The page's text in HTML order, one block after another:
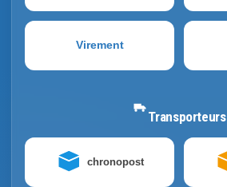
Virement
Transporteurs
chronopost